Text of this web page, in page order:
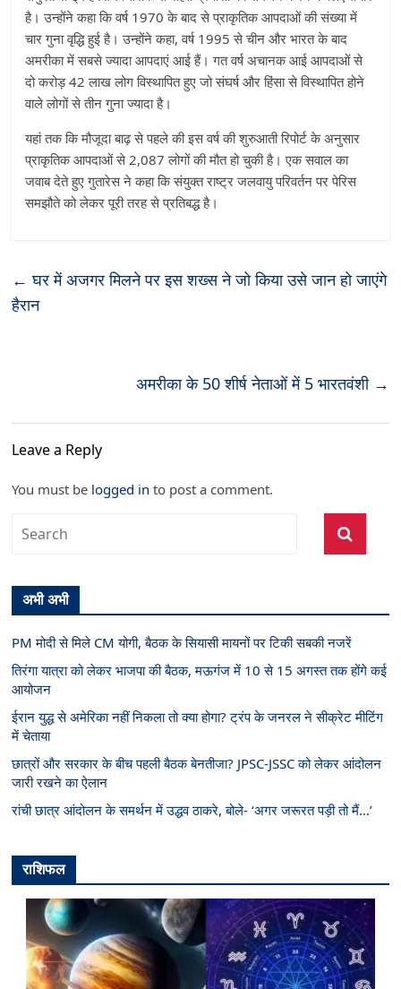
है। उन्होंने कहा कि वर्ष 1970 के बाद से प्राकृतिक आपदाओं की संख्या में
चार गुना वृद्धि हुई है। उन्होंने कहा, वर्ष 1995 से चीन और भारत के बाद
अमरीका में सबसे ज्यादा आपदाएं आई हैं। गत वर्ष अचानक आई आपदाओं से
दो करोड़ 42 लाख लोग विस्थापित हुए जो संघर्ष और हिंसा से विस्थापित होने
वाले लोगों से तीन गुना ज्यादा है।
यहां तक कि मौजूदा बाढ़ से पहले की इस वर्ष की शुरुआती रिपोर्ट के अनुसार
प्राकृतिक आपदाओं से 2,087 लोगों की मौत हो चुकी है। एक सवाल का
जवाब देते हुए गुतारेस ने कहा कि संयुक्त राष्ट्र जलवायु परिवर्तन पर पेरिस
समझौते को लेकर पूरी तरह से प्रतिबद्ध है।
← घर में अजगर मिलने पर इस शख्स ने जो किया उसे जान हो जाएंगे
हैरान
अमरीका के 50 शीर्ष नेताओं में 5 भारतवंशी →
Leave a Reply
You must be logged in to post a comment.
अभी अभी
PM मोदी से मिले CM योगी, बैठक के सियासी मायनों पर टिकी सबकी नजरें
तिरंगा यात्रा को लेकर भाजपा की बैठक, मऊगंज में 10 से 15 अगस्त तक होंगे कई
आयोजन
ईरान युद्ध से अमेरिका नहीं निकला तो क्या होगा? ट्रंप के जनरल ने सीक्रेट मीटिंग
में चेताया
छात्रों और सरकार के बीच पहली बैठक बेनतीजा? JPSC-JSSC को लेकर आंदोलन
जारी रखने का ऐलान
रांची छात्र आंदोलन के समर्थन में उद्धव ठाकरे, बोले- ‘अगर जरूरत पड़ी तो मैं…’
राशिफल